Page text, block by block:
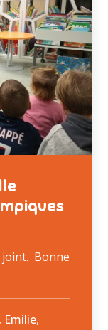
joint. Bonne
, Emilie,